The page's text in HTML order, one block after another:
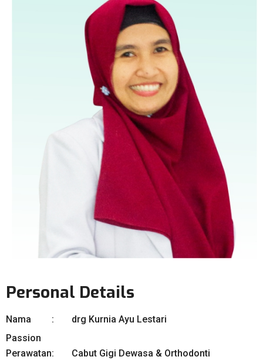
Personal Details
Nama
drg Kurnia Ayu Lestari
Passion
Perawatan
Cabut Gigi Dewasa & Orthodonti